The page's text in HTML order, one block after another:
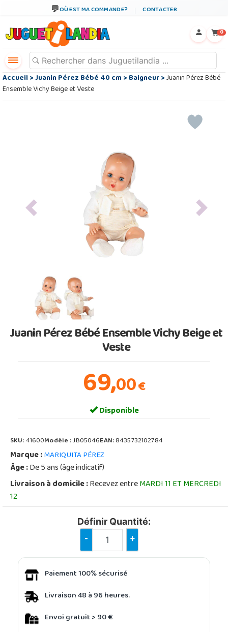
OÙ EST MA COMMANDE? CONTACTER
0
Accueil>Juanin Pérez Bébé 40 cm>Baigneur>Juanin Pérez Bébé
Ensemble Vichy Beige et Veste
Previous Next
Juanin Pérez Bébé Ensemble Vichy Beige et
Veste
69,00€
Disponible
SKU:41600Modèle :JB05046EAN:8435732102784
Marque :MARIQUITA PÉREZ
Âge :De 5 ans (âge indicatif)
Livraison à domicile :Recevez entreMARDI 11 ET MERCREDI
12
Définir Quantité:
- +
Paiement 100% sécurisé
Livraison 48 à 96 heures.
Envoi gratuit > 90 €